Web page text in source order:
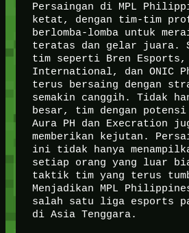
Persaingan di MPL
ketat, dengan tim-tim
berlomba-lomba untuk
teratas dan gelar juara.
tim seperti Bren
International, dan ONIC
terus bersaing dengan
semakin canggih. Tidak
besar, tim dengan
Aura PH dan Execration
memberikan kejutan.
ini tidak hanya
setiap orang yang luar
taktik tim yang terus
Menjadikan MPL
salah satu liga esports
di Asia Tenggara.